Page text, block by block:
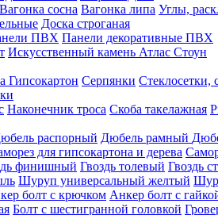
Вагонка сосна Вагонка липа Углы,
Доска строганая
ПВХ Панели декоративные ПВХ
Искусственный камень Атлас Стоун
Гипсокартон Серпянки Стеклосетки,
Наконечник троса Скоба такелажная
распорный Дюбель рамный
для гипсокартона и дерева
финишный Гвоздь толевый Гвоздь
Шуруп универсальный желтый
болт с крючком Анкер болт с
Болт c шестигранной головкой